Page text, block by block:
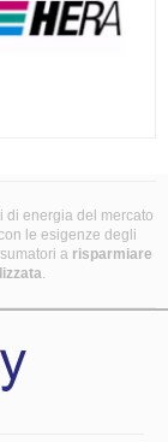
di energia del mercato
le esigenze degli
a risparmiare
.